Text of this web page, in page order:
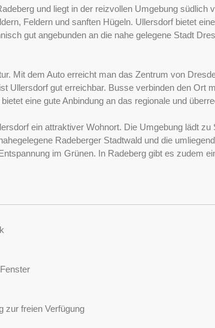
und liegt in der reizvollen Umgebung südlich
Feldern und sanften Hügeln. Ullersdorf bietet
gut angebunden an die nahe gelegene Stadt
Mit dem Auto erreicht man das Zentrum von
Ullersdorf gut erreichbar. Busse verbinden den Ort
eine gute Anbindung an das regionale und
ein attraktiver Wohnort. Die Umgebung lädt zu
Radeberger Stadtwald und die
im Grünen. In Radeberg gibt es zudem
zur freien Verfügung